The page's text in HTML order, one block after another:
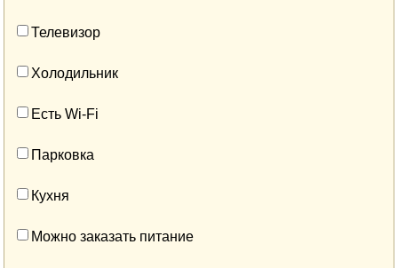
Телевизор
Холодильник
Есть Wi-Fi
Парковка
Кухня
Можно заказать питание